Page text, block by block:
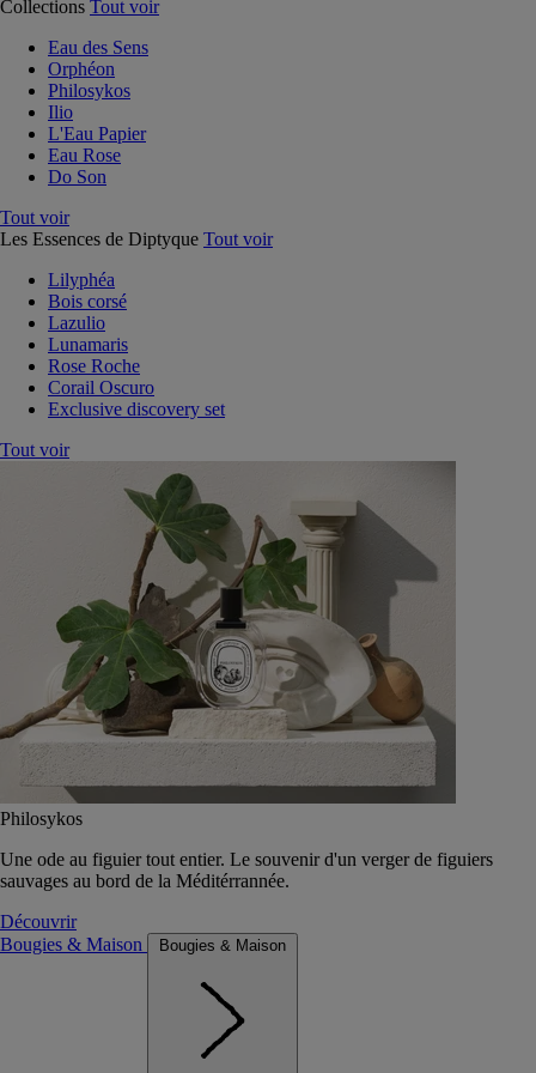
Collections Tout voir
Eau des Sens
Orphéon
Philosykos
Ilio
L'Eau Papier
Eau Rose
Do Son
Tout voir
Les Essences de Diptyque Tout voir
Lilyphéa
Bois corsé
Lazulio
Lunamaris
Rose Roche
Corail Oscuro
Exclusive discovery set
Tout voir
Philosykos
Une ode au figuier tout entier. Le souvenir d'un verger de figuiers
sauvages au bord de la Méditérrannée.
Découvrir
Bougies & Maison
Bougies & Maison